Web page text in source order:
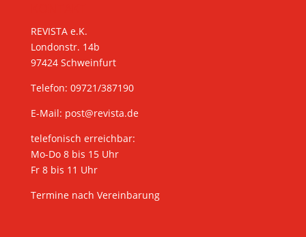
REVISTA e.K.
Londonstr. 14b
97424 Schweinfurt
Telefon: 09721/387190
E-Mail: post@revista.de
telefonisch erreichbar:
Mo-Do 8 bis 15 Uhr
Fr 8 bis 11 Uhr
Termine nach Vereinbarung